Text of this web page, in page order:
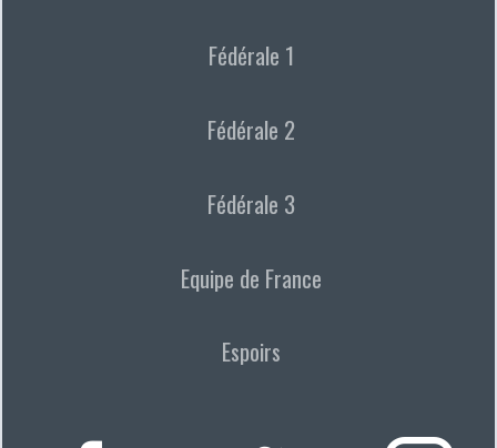
Fédérale 1
Fédérale 2
Fédérale 3
Equipe de France
Espoirs